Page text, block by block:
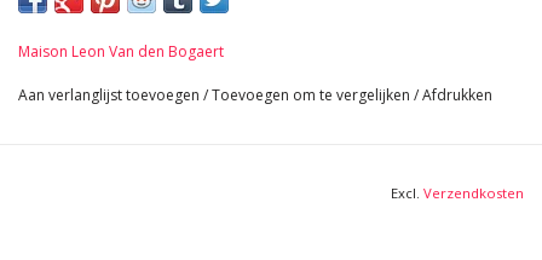
74 cm Hoogte 29,13 Inch
Maison Leon Van den Bogaert
Aan verlanglijst toevoegen /Toevoegen om te vergelijken /Afdrukken
Excl. Verzendkosten